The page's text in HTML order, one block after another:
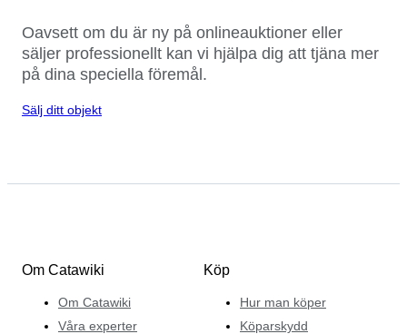
Oavsett om du är ny på onlineauktioner eller
säljer professionellt kan vi hjälpa dig att tjäna mer
på dina speciella föremål.
Sälj ditt objekt
Om Catawiki
Om Catawiki
Våra experter
Köp
Hur man köper
Köparskydd